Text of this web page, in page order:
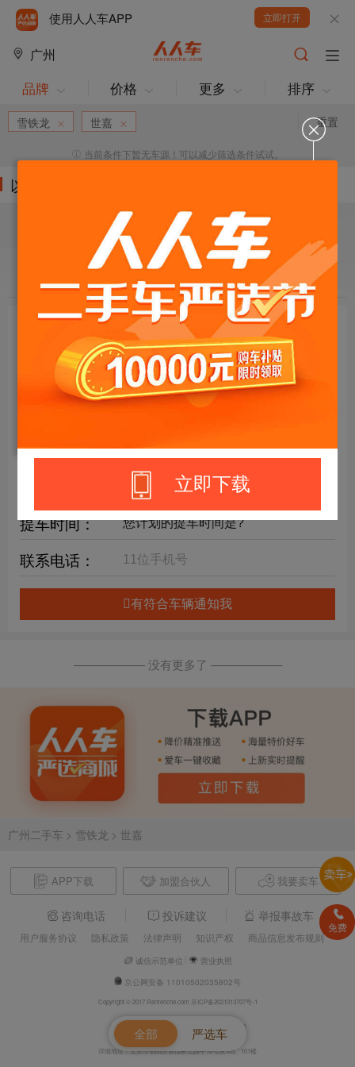
使用人人车APP 立即打开
广州
立即下载
品牌 价格 更多 排序
重置
雪铁龙 世嘉
当前条件下暂无车源！可以减少筛选条件试试。
以下车源的筛选条件为:
目标车辆： 请选择欲购车辆
年限要求：
购车预算：
详细要求：
提车时间：
联系电话：
有符合车辆通知我
—————— 没有更多了 ——————
广州二手车 > 雪铁龙 > 世嘉
APP下载 加盟合伙人 我要卖车
咨询电话 投诉建议 举报事故车
用户服务协议 隐私政策 法律声明 知识产权 商品信息发布规则
诚信示范单位
营业执照
京公网安备 11010502035802号
Copyright © 2017 Renrenche.com 京ICP备2021013707号-1
北京车欢欢信息技术有限公司 电话：4008610500
详细地址：北京市朝阳区酒仙桥北路甲10号院105、101楼
全部 严选车
免费